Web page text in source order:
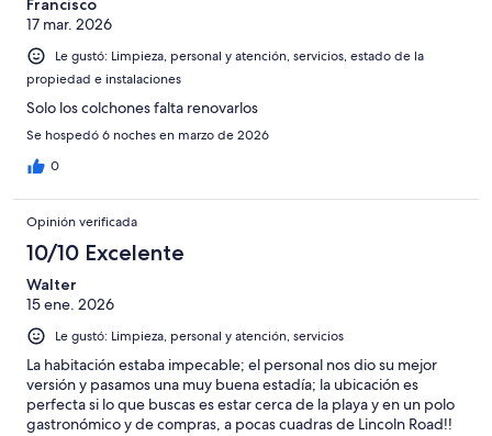
Francisco
17 mar. 2026
Le gustó: Limpieza, personal y atención, servicios, estado de la
propiedad e instalaciones
Solo los colchones falta renovarlos
Se hospedó 6 noches en marzo de 2026
0
Opinión verificada
10/10 Excelente
Walter
15 ene. 2026
Le gustó: Limpieza, personal y atención, servicios
La habitación estaba impecable; el personal nos dio su mejor
versión y pasamos una muy buena estadía; la ubicación es
perfecta si lo que buscas es estar cerca de la playa y en un polo
gastronómico y de compras, a pocas cuadras de Lincoln Road!!